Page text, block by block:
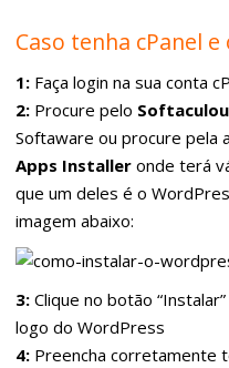
Caso tenha cPanel
1: Faça login na sua conta
2: Procure pelo
Softaware ou procure pela
Apps Installer onde terá
que um deles é o
imagem abaixo:
3: Clique no botão
logo do WordPress
4: Preencha corretamente